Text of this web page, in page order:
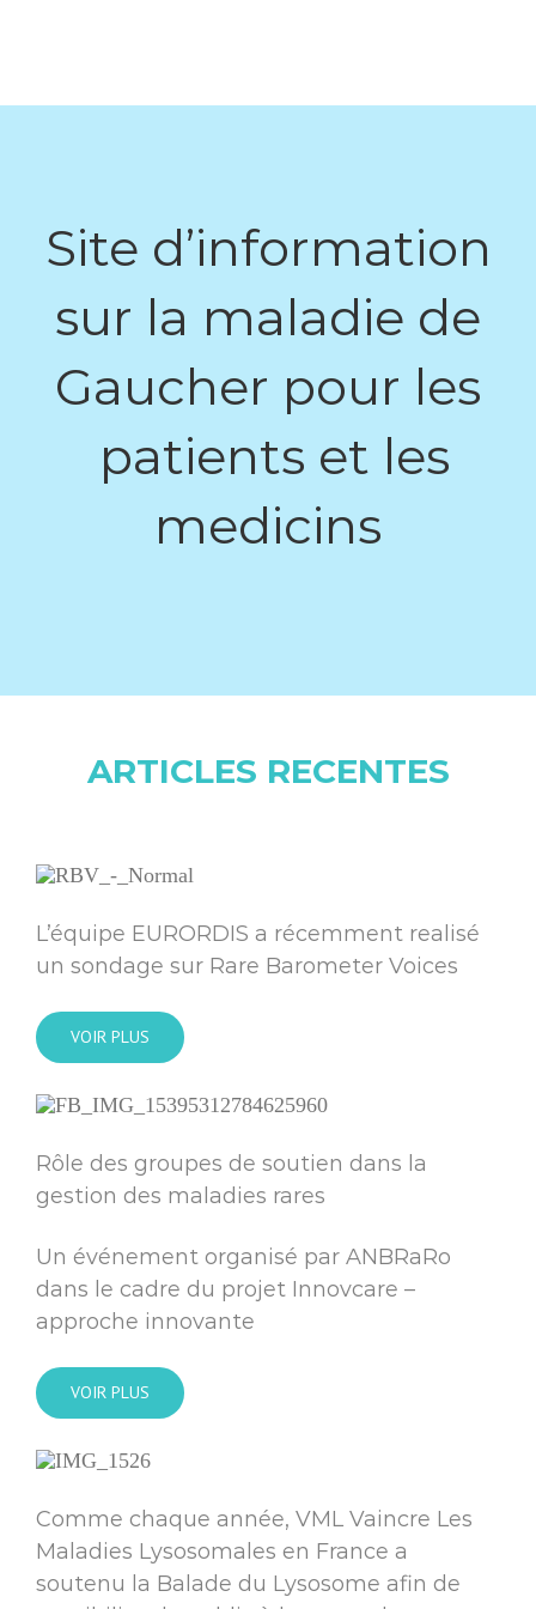
Site d’information
sur la maladie de
Gaucher pour les
patients et les
medicins
ARTICLES RECENTES
L’équipe EURORDIS a récemment realisé
un sondage sur Rare Barometer Voices
VOIR PLUS
Rôle des groupes de soutien dans la
gestion des maladies rares
Un événement organisé par ANBRaRo
dans le cadre du projet Innovcare –
approche innovante
VOIR PLUS
Comme chaque année, VML Vaincre Les
Maladies Lysosomales en France a
soutenu la Balade du Lysosome afin de